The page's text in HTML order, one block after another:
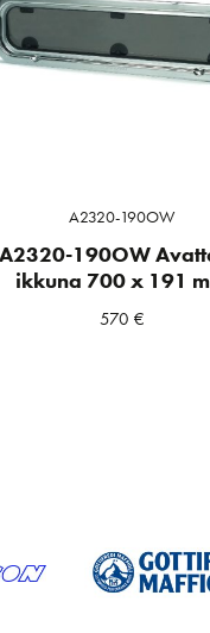
A2320-190OW
A2320-190OW
ikkuna 700 x 191
570 €